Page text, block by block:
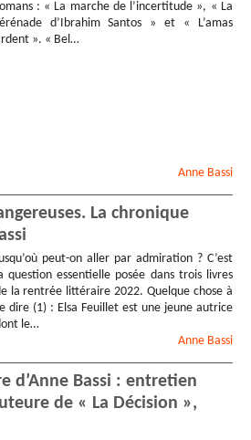
: « La marche de l’incertitude », « La
d’Ibrahim Santos » et « L’amas
». « Bel…
Anne Bassi
La chronique
peut-on aller par admiration ? C’est
question essentielle posée dans trois livres
la rentrée littéraire 2022. Quelque chose à
dire (1) : Elsa Feuillet est une jeune autrice
le…
Anne Bassi
d’Anne Bassi : entretien
de « La Décision »,